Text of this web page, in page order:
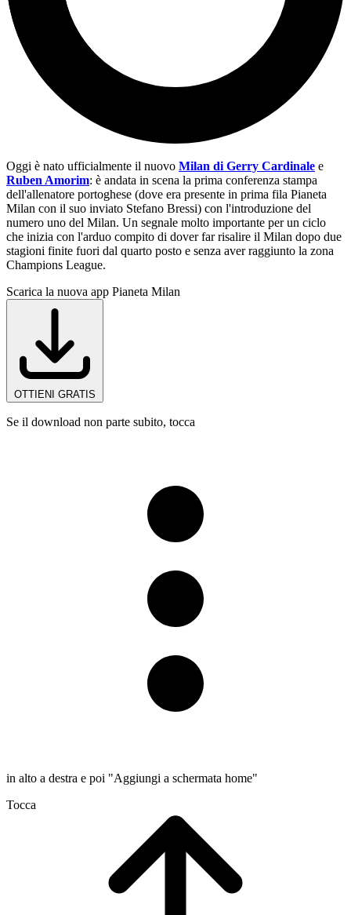
Oggi è nato ufficialmente il nuovo Milan di Gerry Cardinale e
Ruben Amorim: è andata in scena la prima conferenza stampa
dell'allenatore portoghese (dove era presente in prima fila Pianeta
Milan con il suo inviato Stefano Bressi) con l'introduzione del
numero uno del Milan. Un segnale molto importante per un ciclo
che inizia con l'arduo compito di dover far risalire il Milan dopo due
stagioni finite fuori dal quarto posto e senza aver raggiunto la zona
Champions League.
Scarica la nuova app Pianeta Milan
OTTIENI GRATIS
Se il download non parte subito, tocca
in alto a destra e poi "Aggiungi a schermata home"
Tocca